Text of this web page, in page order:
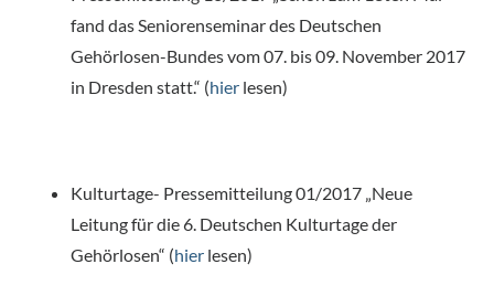
fand das Seniorenseminar des Deutschen
Gehörlosen-Bundes vom 07. bis 09. November 2017
in Dresden statt.“ (hier lesen)
Kulturtage- Pressemitteilung 01/2017 „Neue
Leitung für die 6. Deutschen Kulturtage der
Gehörlosen“ (hier lesen)